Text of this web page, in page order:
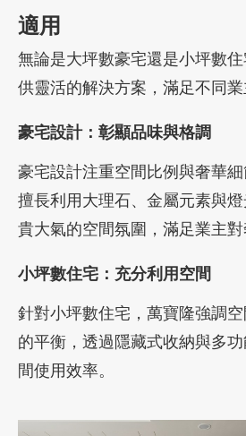
適用
無論是大坪數豪宅還是小坪數
供靈活的解決方案，滿足不同業
豪宅設計：彰顯品味與格調
豪宅設計注重空間比例與奢華
擅長利用大理石、金屬元素與
貴大氣的空間氛圍，滿足業主對
小坪數住宅：充分利用空間
針對小坪數住宅，萬寶隆強調
的平衡，透過隱藏式收納與多
間使用效率。